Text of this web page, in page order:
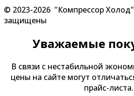
© 2023-2026 "Компрессор
защищены
Уважаемые
В связи с нестабильной
цены на сайте могут
прайс-листа.